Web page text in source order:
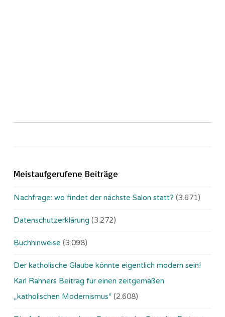
Meistaufgerufene Beiträge
Nachfrage: wo findet der nächste Salon statt? (3.671)
Datenschutzerklärung (3.272)
Buchhinweise (3.098)
Der katholische Glaube könnte eigentlich modern sein!
Karl Rahners Beitrag für einen zeitgemäßen
„katholischen Modernismus“ (2.608)